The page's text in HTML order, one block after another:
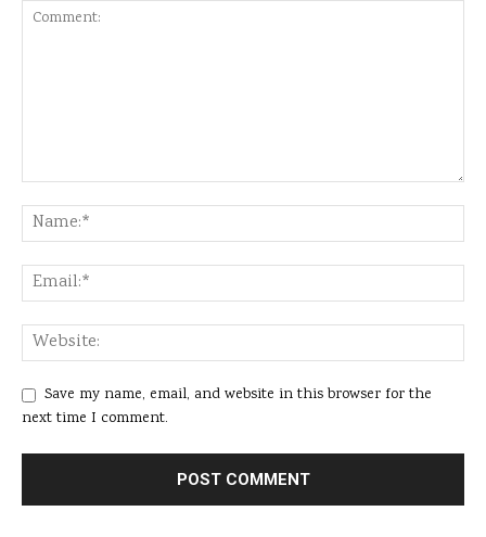
Save my name, email, and website in this browser for the
next time I comment.